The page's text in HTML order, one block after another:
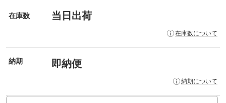
在庫数 当日出荷
在庫数について
納期 即納便
納期について